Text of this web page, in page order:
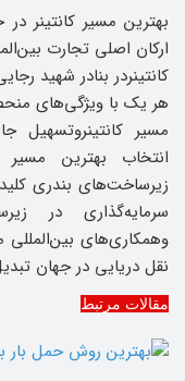
بهترین مسیر کانتینر
ارکان اصلی تجارت
کانتینردر بنادر شهید
هر یک با ویژگی‌های
مسیر کانتینروتسهیل
انتخاب بهترین مسیر
زیرساخت‌های بندری
سرمایه‌گذاری در
وهمکاری‌های
نقل دریایی در جهان
مقالات مرتبط